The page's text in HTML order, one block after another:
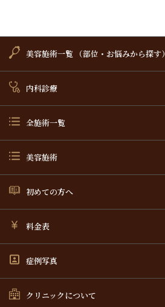
美容施術一覧 （部位・お悩みから探す）
内科診療
全施術一覧
美容施術
初めての方へ
料金表
症例写真
クリニックについて